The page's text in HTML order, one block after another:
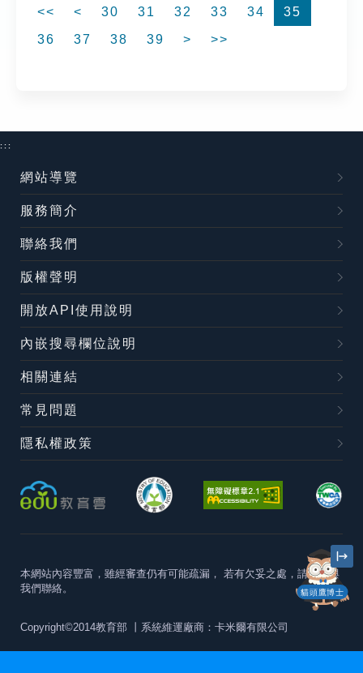
<< < 30 31 32 33 34
35
36
37 38 39 > >>
貓頭鷹博士
:::
網站導覽
服務簡介
聯絡我們
版權聲明
開放API使用說明
內嵌搜尋欄位說明
相關連結
常見問題
隱私權政策
本網站內容豐富，雖經審查仍有可能疏漏， 若有欠妥之處，請隨時與
我們聯絡。
Copyright©2014教育部 丨系統維運廠商：卡米爾有限公司